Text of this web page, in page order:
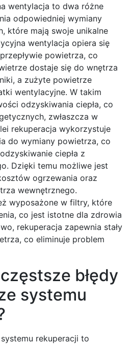
wentylacja to dwa różne
odpowiedniej wymiany
które mają swoje unikalne
wentylacja opiera się
powietrza, co
dostaje się do wnętrza
a zużyte powietrze
wentylacyjne. W takim
odzyskiwania ciepła, co
zwłaszcza w
rekuperacja wykorzystuje
do wymiany powietrza, co
ciepła z
Dzięki temu możliwe jest
ogrzewania oraz
wewnętrznego.
wyposażone w filtry, które
co jest istotne dla zdrowia
rekuperacja zapewnia stały
co eliminuje problem
błędy
systemu
rekuperacji to